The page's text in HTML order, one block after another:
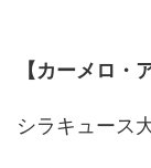
【カーメロ・
シラキュース